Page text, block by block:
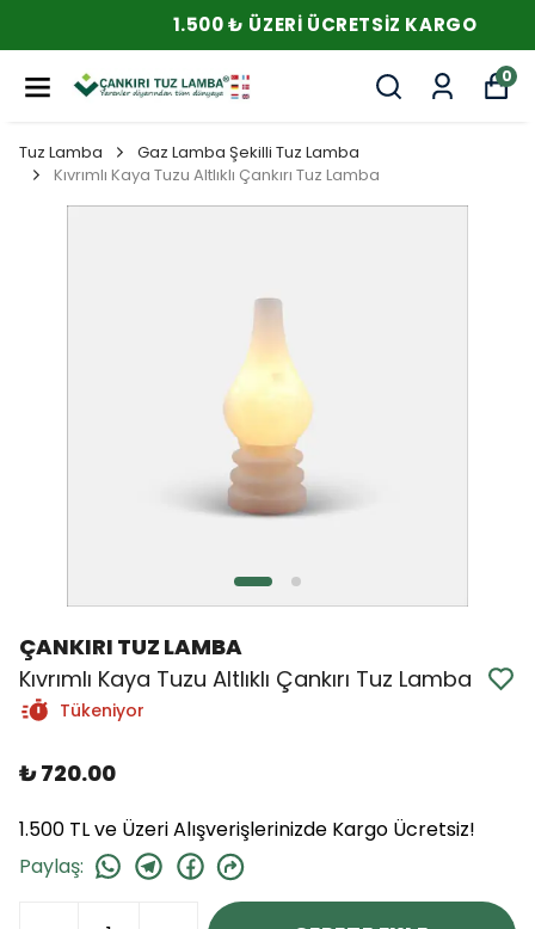
1.500 ₺ ÜZERI ÜCRETSIZ KARGO
0
Tuz Lamba
Gaz Lamba Şekilli Tuz Lamba
Kıvrımlı Kaya Tuzu Altlıklı Çankırı Tuz Lamba
ÇANKIRI TUZ LAMBA
Kıvrımlı Kaya Tuzu Altlıklı Çankırı Tuz Lamba
Tükeniyor
₺ 720.00
1.500 TL ve Üzeri Alışverişlerinizde Kargo Ücretsiz!
Paylaş: